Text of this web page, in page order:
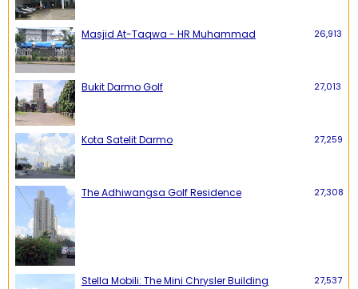
Masjid At-Taqwa - HR Muhammad 26,913
Bukit Darmo Golf 27,013
Kota Satelit Darmo 27,259
The Adhiwangsa Golf Residence 27,308
Stella Mobili: The Mini Chrysler Building 27,537